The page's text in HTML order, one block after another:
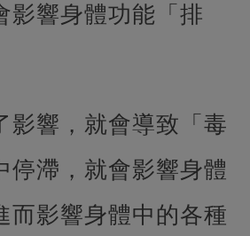
影響身體功能「排
影響，就會導致「毒
停滯，就會影響身體
而影響身體中的各種